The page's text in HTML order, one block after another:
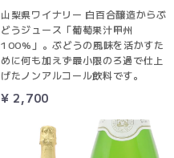
山梨県ワイナリー 白百合醸造からぶ
どうジュース「葡萄果汁甲州
100%」。ぶどうの風味を活かすた
めに何も加えず最小限のろ過で仕上
げたノンアルコール飲料です。
¥ 2,700